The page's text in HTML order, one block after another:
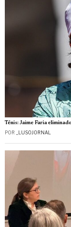
Ténis: Jaime Faria
POR _LUSOJORNAL